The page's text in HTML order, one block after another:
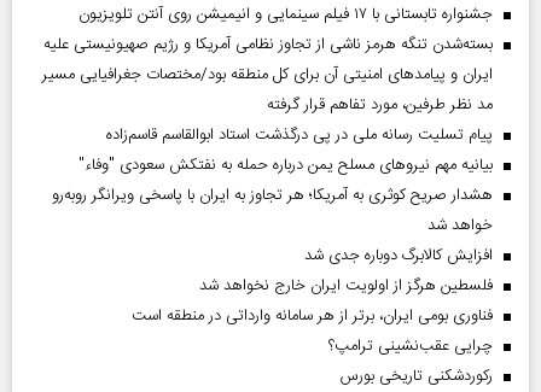
جشنواره تابستانی با ۱۷ فیلم سینمایی و انیمیشن روی آنتن تلویزیون
بسته‌شدن تنگه هرمز ناشی از تجاوز نظامی آمریکا و رژیم صهیونیستی علیه
ایران و پیامد‌های امنیتی آن برای کل منطقه بود/مختصات جغرافیایی مسیر
مد نظر طرفین، مورد تفاهم قرار گرفته
پیام تسلیت رسانه ملی در پی درگذشت استاد ابوالقاسم قاسم‌زاده
بیانیه مهم نیروهای مسلح یمن درباره حمله به نفتکش سعودی "وفاء"
هشدار صریح کوثری به آمریکا؛ هر تجاوز به ایران با پاسخی ویرانگر روبه‌رو
خواهد شد
افزایش کالابرگ دوباره جدی شد
فلسطین هرگز از اولویت ایران خارج نخواهد شد
فناوری بومی ایران، برتر از هر سامانه وارداتی در منطقه است
چرایی عقب‌نشینی ترامپ؟
رکوردشکنی تاریخی بورس